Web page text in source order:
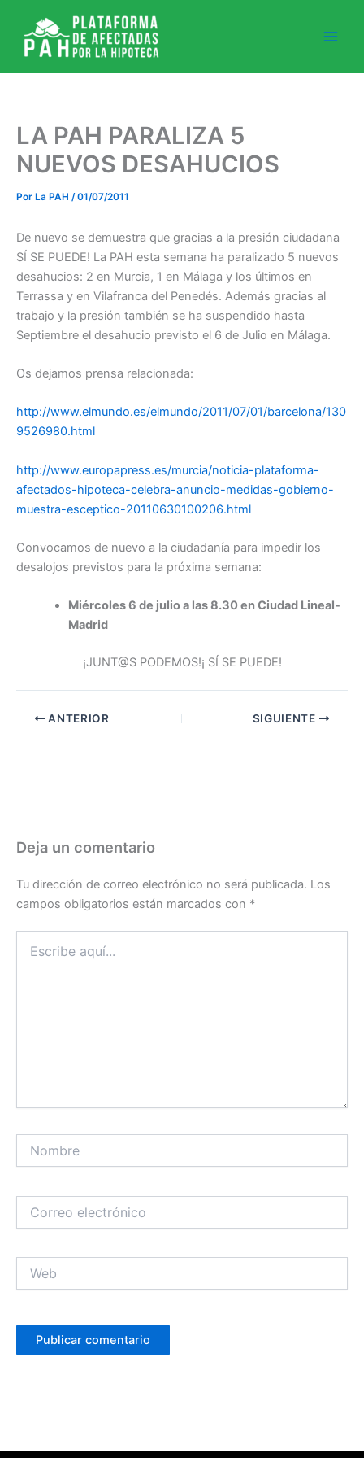
contenido
LA PAH PARALIZA 5
NUEVOS DESAHUCIOS
Por La PAH /01/07/2011
De nuevo se demuestra que gracias a la presión ciudadana
SÍ SE PUEDE! La PAH esta semana ha paralizado 5 nuevos
desahucios: 2 en Murcia, 1 en Málaga y los últimos en
Terrassa y en Vilafranca del Penedés. Además gracias al
trabajo y la presión también se ha suspendido hasta
Septiembre el desahucio previsto el 6 de Julio en Málaga.
Os dejamos prensa relacionada:
http://www.elmundo.es/elmundo/2011/07/01/barcelona/130
9526980.html
http://www.europapress.es/murcia/noticia-plataforma-
afectados-hipoteca-celebra-anuncio-medidas-gobierno-
muestra-esceptico-20110630100206.html
Convocamos de nuevo a la ciudadanía para impedir los
desalojos previstos para la próxima semana:
Miércoles 6 de julio a las 8.30 en Ciudad Lineal-
Madrid
¡JUNT@S PODEMOS!¡ SÍ SE PUEDE!
ANTERIOR SIGUIENTE
Deja un comentario
Tu dirección de correo electrónico no será publicada. Los
campos obligatorios están marcados con *
aquí...
electrónico